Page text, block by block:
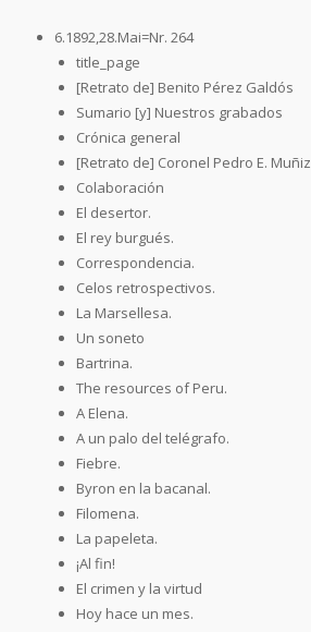
6.1892,28.Mai=Nr. 264
title_page
[Retrato de] Benito Pérez Galdós
Sumario [y] Nuestros grabados
Crónica general
[Retrato de] Coronel Pedro E. Muñiz
Colaboración
El desertor.
El rey burgués.
Correspondencia.
Celos retrospectivos.
La Marsellesa.
Un soneto
Bartrina.
The resources of Peru.
A Elena.
A un palo del telégrafo.
Fiebre.
Byron en la bacanal.
Filomena.
La papeleta.
¡Al fin!
El crimen y la virtud
Hoy hace un mes.